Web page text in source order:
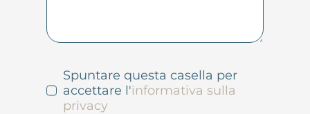
Spuntare questa casella per
accettare l'informativa sulla
privacy